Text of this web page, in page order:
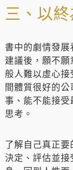
三、以
書中的劇情發
建議後，願不
般人難以虛心接
間體質很好的
事、能不能接受
思考。
了解自己真正
決定、評估並